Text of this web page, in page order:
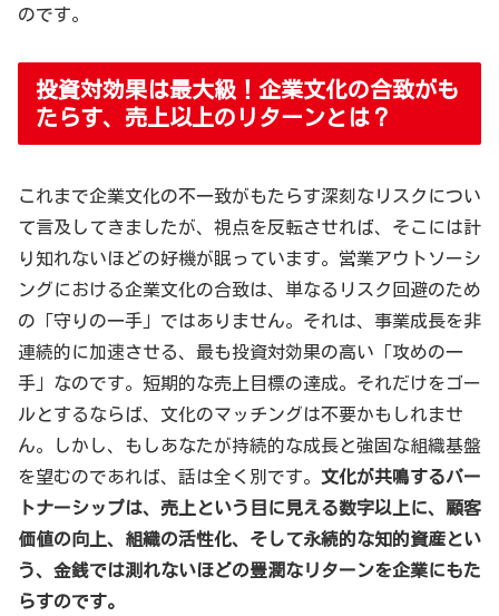
のです。
投資対効果は最大級！企業文化の合致がも
たらす、売上以上のリターンとは？
これまで企業文化の不一致がもたらす深刻なリスクについ
て言及してきましたが、視点を反転させれば、そこには計
り知れないほどの好機が眠っています。営業アウトソーシ
ングにおける企業文化の合致は、単なるリスク回避のため
の「守りの一手」ではありません。それは、事業成長を非
連続的に加速させる、最も投資対効果の高い「攻めの一
手」なのです。短期的な売上目標の達成。それだけをゴー
ルとするならば、文化のマッチングは不要かもしれませ
ん。しかし、もしあなたが持続的な成長と強固な組織基盤
を望むのであれば、話は全く別です。 文化が共鳴するパー
トナーシップは、売上という目に見える数字以上に、顧客
価値の向上、組織の活性化、そして永続的な知的資産とい
う、金銭では測れないほどの豊潤なリターンを企業にもた
らすのです。